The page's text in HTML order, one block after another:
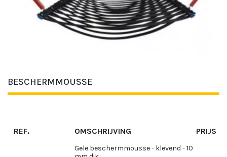
BESCHERMMOUSSE
REF. OMSCHRIJVING PRIJS
Gele beschermmousse - klevend - 10